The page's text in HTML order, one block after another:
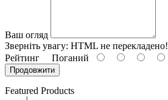
Ваш огляд
Зверніть увагу: HTML не перекладено!
Рейтинг Поганий
Продовжити
Featured Products